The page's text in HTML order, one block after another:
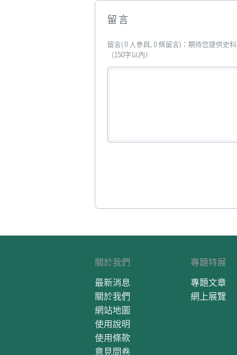
留言
留言( 0 人參與, 0 條留言)：期待您提供史
（150字以內）
關於我們
最新消息
關於我們
網站地圖
使用說明
使用條款
意見問卷
專題特展
專題文章
網上展覽